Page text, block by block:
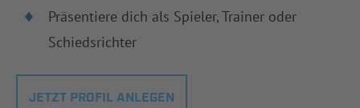
Präsentiere dich als Spieler, Trainer oder
Schiedsrichter
JETZT PROFIL ANLEGEN